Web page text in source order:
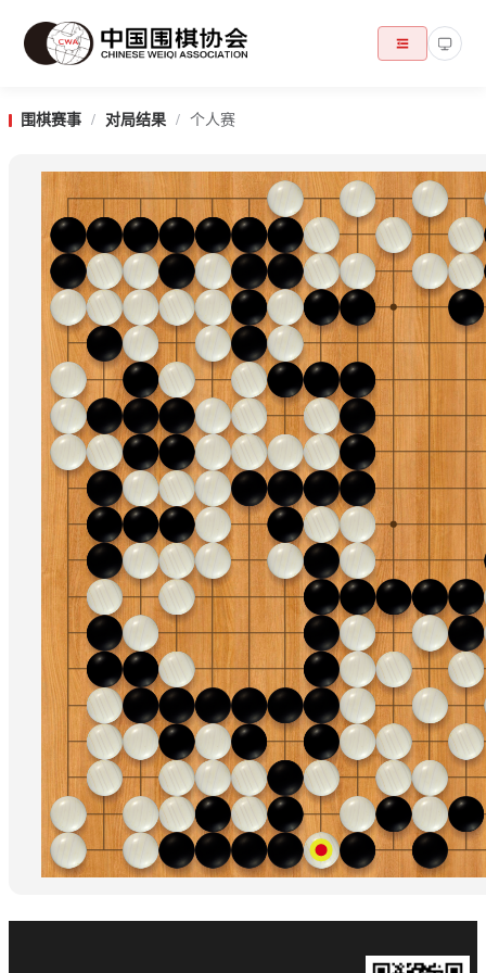
围棋赛事 / 对局结果 / 个人赛